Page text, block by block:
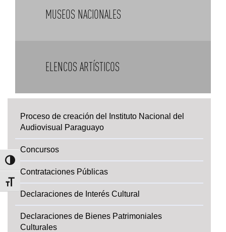
Alternar alto contraste
Alternar tamaño de letra
MUSEOS NACIONALES
ELENCOS ARTÍSTICOS
Proceso de creación del Instituto Nacional del
Audiovisual Paraguayo
Concursos
Contrataciones Públicas
Declaraciones de Interés Cultural
Declaraciones de Bienes Patrimoniales
Culturales